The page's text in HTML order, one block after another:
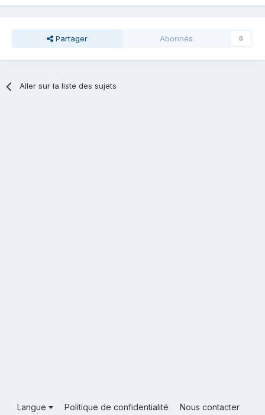
Partager Abonnés 0
Aller sur la liste des sujets
Langue Politique de confidentialité
Nous contacter